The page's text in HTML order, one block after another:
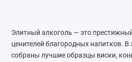
Элитный алкоголь — это
ценителей благородных напитков. В
собраны лучшие образцы виски,